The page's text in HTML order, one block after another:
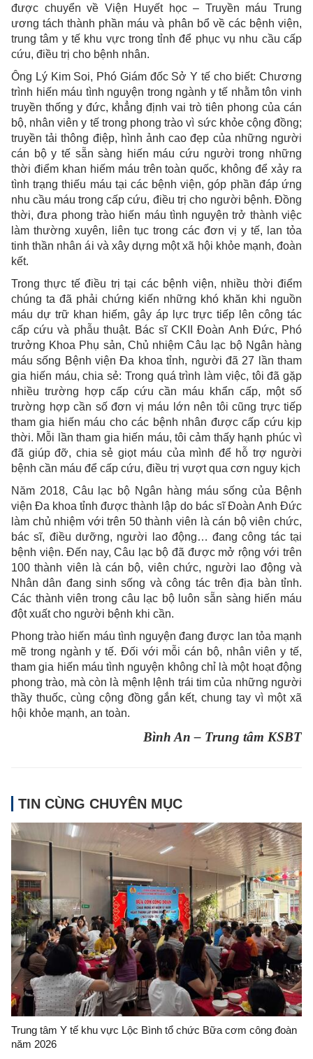
được chuyển về Viện Huyết học – Truyền máu Trung
ương tách thành phần máu và phân bổ về các bệnh viện,
trung tâm y tế khu vực trong tỉnh để phục vụ nhu cầu cấp
cứu, điều trị cho bệnh nhân.
Ông Lý Kim Soi, Phó Giám đốc Sở Y tế cho biết: Chương
trình hiến máu tình nguyện trong ngành y tế nhằm tôn vinh
truyền thống y đức, khẳng định vai trò tiên phong của cán
bộ, nhân viên y tế trong phong trào vì sức khỏe cộng đồng;
truyền tải thông điệp, hình ảnh cao đẹp của những người
cán bộ y tế sẵn sàng hiến máu cứu người trong những
thời điểm khan hiếm máu trên toàn quốc, không để xảy ra
tình trạng thiếu máu tại các bệnh viện, góp phần đáp ứng
nhu cầu máu trong cấp cứu, điều trị cho người bệnh. Đồng
thời, đưa phong trào hiến máu tình nguyện trở thành việc
làm thường xuyên, liên tục trong các đơn vị y tế, lan tỏa
tinh thần nhân ái và xây dựng một xã hội khỏe mạnh, đoàn
kết.
Trong thực tế điều trị tại các bệnh viện, nhiều thời điểm
chúng ta đã phải chứng kiến những khó khăn khi nguồn
máu dự trữ khan hiếm, gây áp lực trực tiếp lên công tác
cấp cứu và phẫu thuật. Bác sĩ CKII Đoàn Anh Đức, Phó
trưởng Khoa Phụ sản, Chủ nhiệm Câu lạc bộ Ngân hàng
máu sống Bệnh viện Đa khoa tỉnh, người đã 27 lần tham
gia hiến máu, chia sẻ: Trong quá trình làm việc, tôi đã gặp
nhiều trường hợp cấp cứu cần máu khẩn cấp, một số
trường hợp cần số đơn vị máu lớn nên tôi cũng trực tiếp
tham gia hiến máu cho các bệnh nhân được cấp cứu kịp
thời. Mỗi lần tham gia hiến máu, tôi cảm thấy hạnh phúc vì
đã giúp đỡ, chia sẻ giọt máu của mình để hỗ trợ người
bệnh cần máu để cấp cứu, điều trị vượt qua cơn nguy kịch
Năm 2018, Câu lạc bộ Ngân hàng máu sống của Bệnh
viện Đa khoa tỉnh được thành lập do bác sĩ Đoàn Anh Đức
làm chủ nhiệm với trên 50 thành viên là cán bộ viên chức,
bác sĩ, điều dưỡng, người lao động… đang công tác tại
bệnh viện. Đến nay, Câu lạc bộ đã được mở rộng với trên
100 thành viên là cán bộ, viên chức, người lao động và
Nhân dân đang sinh sống và công tác trên địa bàn tỉnh.
Các thành viên trong câu lạc bộ luôn sẵn sàng hiến máu
đột xuất cho người bệnh khi cần.
Phong trào hiến máu tình nguyện đang được lan tỏa mạnh
mẽ trong ngành y tế. Đối với mỗi cán bộ, nhân viên y tế,
tham gia hiến máu tình nguyện không chỉ là một hoạt động
phong trào, mà còn là mệnh lệnh trái tim của những người
thầy thuốc, cùng cộng đồng gắn kết, chung tay vì một xã
hội khỏe mạnh, an toàn.
Bình An – Trung tâm KSBT
TIN CÙNG CHUYÊN MỤC
Trung tâm Y tế khu vực Lộc Bình tổ chức Bữa cơm công đoàn
năm 2026